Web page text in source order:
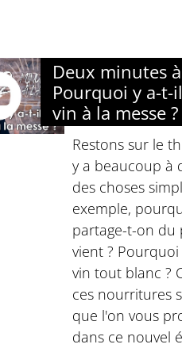
Deux minutes
Pourquoi y a-t-
vin à la messe ?
Restons sur le
y a beaucoup à
des choses
exemple,
partage-t-on du
vient ?
vin tout blanc ?
ces nourritures
que l'on vous
dans ce nouvel